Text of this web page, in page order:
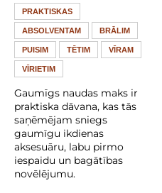
PRAKTISKAS
ABSOLVENTAM BRĀLIM
PUISIM TĒTIM VĪRAM
VĪRIETIM
Gaumīgs naudas maks ir
praktiska dāvana, kas tās
saņēmējam sniegs
gaumīgu ikdienas
aksesuāru, labu pirmo
iespaidu un bagātības
novēlējumu.